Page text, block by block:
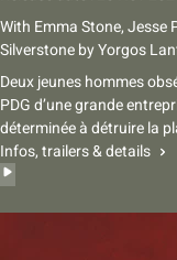
With Emma Stone, Jesse
SilverstonebyYorgos
Deux jeunes hommes
PDG d’une grande
déterminée à détruire la
Infos, trailers & details